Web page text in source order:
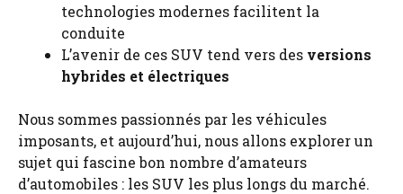
technologies modernes facilitent la
conduite
L’avenir de ces SUV tend vers des versions
hybrides et électriques
Nous sommes passionnés par les véhicules
imposants, et aujourd’hui, nous allons explorer un
sujet qui fascine bon nombre d’amateurs
d’automobiles : les SUV les plus longs du marché.